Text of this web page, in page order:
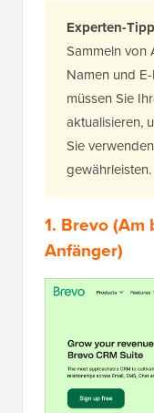
Experten-
Sammeln von
Namen und
müssen Sie
aktualisieren,
Sie
gewährleisten.
1. Brevo(Am
Anfänger)